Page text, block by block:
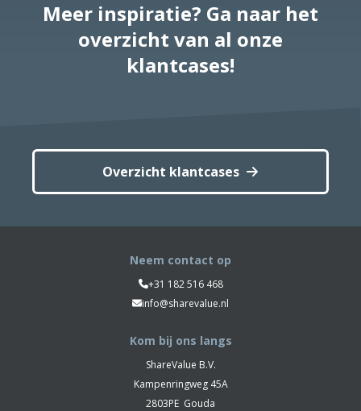
Meer inspiratie? Ga naar het
overzicht van al onze
klantcases!
Overzicht klantcases
Neem contact op
+31 182 516 468
info@sharevalue.nl
Kom bij ons langs
ShareValue B.V.
Kampenringweg 45A
2803PE Gouda